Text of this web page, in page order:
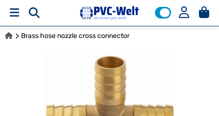
Brass hose nozzle cross connector